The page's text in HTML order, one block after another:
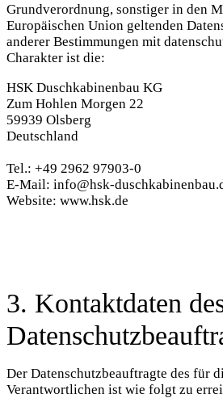
Grundverordnung, sonstiger in den
Europäischen Union geltenden
anderer Bestimmungen mit
Charakter ist die:
HSK Duschkabinenbau KG
Zum Hohlen Morgen 22
59939 Olsberg
Deutschland
Tel.: +49 2962 97903-0
E-Mail: info@hsk-
Website: www.hsk.de
3. Kontaktdaten
Der Datenschutzbeauftragte des für
Verantwortlichen ist wie folgt zu